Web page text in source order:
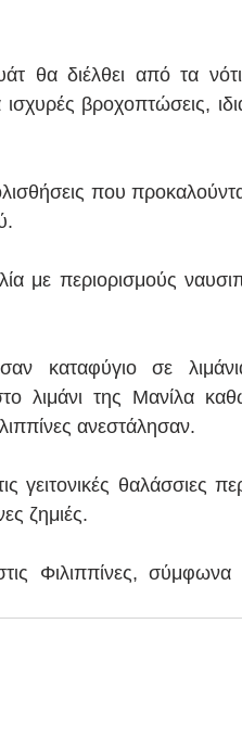
θα διέλθει από τα
βροχοπτώσεις,
που
με περιορισμούς
καταφύγιο σε
λιμάνι της Μανίλα
ανεστάλησαν.
θαλάσσιες
ζημιές.
Φιλιππίνες, σύμφωνα